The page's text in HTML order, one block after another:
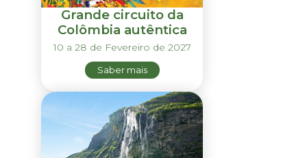
Grande circuito da
Colômbia autêntica
10 a 28 de Fevereiro de 2027
Saber mais